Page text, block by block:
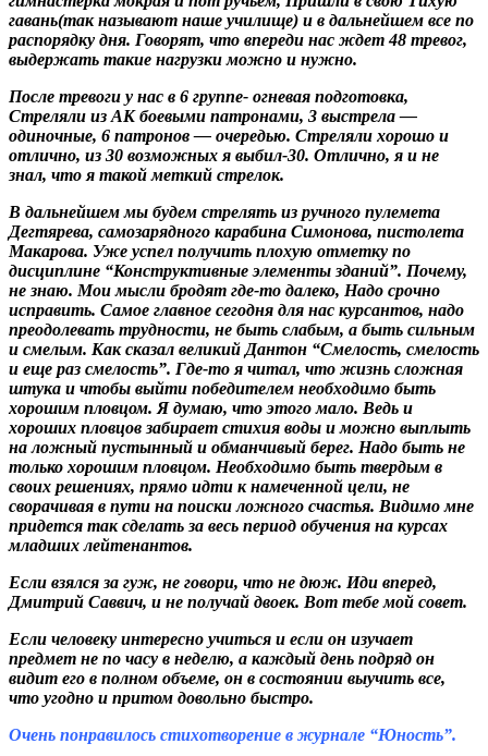
гавань(так называют наше училище) и в дальнейшем все по
распорядку дня. Говорят, что впереди нас ждет 48 тревог,
выдержать такие нагрузки можно и нужно.
После тревоги у нас в 6 группе- огневая подготовка,
Стреляли из АК боевыми патронами, 3 выстрела —
одиночные, 6 патронов — очередью. Стреляли хорошо и
отлично, из 30 возможных я выбил-30. Отлично, я и не
знал, что я такой меткий стрелок.
В дальнейшем мы будем стрелять из ручного пулемета
Дегтярева, самозарядного карабина Симонова, пистолета
Макарова. Уже успел получить плохую отметку по
дисциплине “Конструктивные элементы зданий”. Почему,
не знаю. Мои мысли бродят где-то далеко, Надо срочно
исправить. Самое главное сегодня для нас курсантов, надо
преодолевать трудности, не быть слабым, а быть сильным
и смелым. Как сказал великий Дантон “Смелость, смелость
и еще раз смелость”. Где-то я читал, что жизнь сложная
штука и чтобы выйти победителем необходимо быть
хорошим пловцом. Я думаю, что этого мало. Ведь и
хороших пловцов забирает стихия воды и можно выплыть
на ложный пустынный и обманчивый берег. Надо быть не
только хорошим пловцом. Необходимо быть твердым в
своих решениях, прямо идти к намеченной цели, не
сворачивая в пути на поиски ложного счастья. Видимо мне
придется так сделать за весь период обучения на курсах
младших лейтенантов.
Если взялся за гуж, не говори, что не дюж. Иди вперед,
Дмитрий Саввич, и не получай двоек. Вот тебе мой совет.
Если человеку интересно учиться и если он изучает
предмет не по часу в неделю, а каждый день подряд он
видит его в полном объеме, он в состоянии выучить все,
что угодно и притом довольно быстро.
Очень понравилось стихотворение в журнале “Юность”.